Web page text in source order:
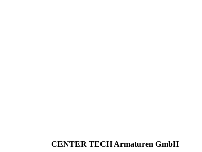
CENTER TECH Armaturen GmbH